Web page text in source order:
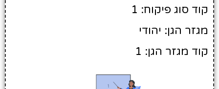
קוד סוג פיקוח: 1
מגזר הגן: יהודי
קוד מגזר הגן: 1